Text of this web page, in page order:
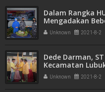
Dalam Rangka
Mengadakan
Unknown 2021-8-2
Dede Darman,
Kecamatan
Unknown 2021-8-2